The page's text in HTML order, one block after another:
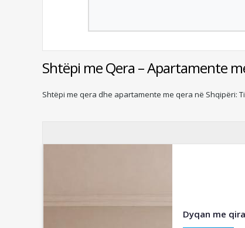
Shtëpi me Qera – Apartamente
Shtëpi me qera dhe apartamente me qera në Shqipëri:
Dyqan me